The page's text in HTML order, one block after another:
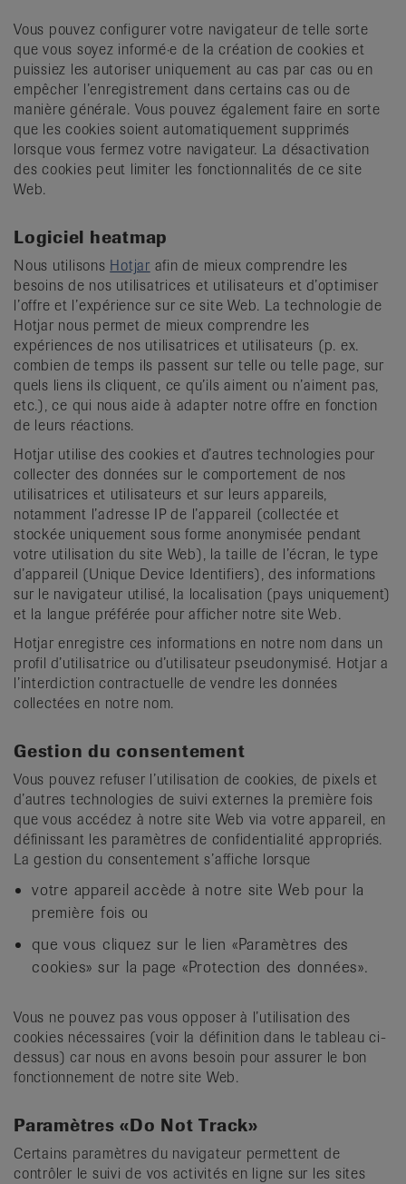
Vous pouvez configurer votre navigateur de telle sorte
que vous soyez informé·e de la création de cookies et
puissiez les autoriser uniquement au cas par cas ou en
empêcher l’enregistrement dans certains cas ou de
manière générale. Vous pouvez également faire en sorte
que les cookies soient automatiquement supprimés
lorsque vous fermez votre navigateur. La désactivation
des cookies peut limiter les fonctionnalités de ce site
Web.
Logiciel heatmap
Nous utilisons Hotjar afin de mieux comprendre les
besoins de nos utilisatrices et utilisateurs et d’optimiser
l’offre et l’expérience sur ce site Web. La technologie de
Hotjar nous permet de mieux comprendre les
expériences de nos utilisatrices et utilisateurs (p. ex.
combien de temps ils passent sur telle ou telle page, sur
quels liens ils cliquent, ce qu’ils aiment ou n’aiment pas,
etc.), ce qui nous aide à adapter notre offre en fonction
de leurs réactions.
Hotjar utilise des cookies et d’autres technologies pour
collecter des données sur le comportement de nos
utilisatrices et utilisateurs et sur leurs appareils,
notamment l’adresse IP de l’appareil (collectée et
stockée uniquement sous forme anonymisée pendant
votre utilisation du site Web), la taille de l’écran, le type
d’appareil (Unique Device Identifiers), des informations
sur le navigateur utilisé, la localisation (pays uniquement)
et la langue préférée pour afficher notre site Web.
Hotjar enregistre ces informations en notre nom dans un
profil d’utilisatrice ou d’utilisateur pseudonymisé. Hotjar a
l’interdiction contractuelle de vendre les données
collectées en notre nom.
Gestion du consentement
Vous pouvez refuser l’utilisation de cookies, de pixels et
d’autres technologies de suivi externes la première fois
que vous accédez à notre site Web via votre appareil, en
définissant les paramètres de confidentialité appropriés.
La gestion du consentement s’affiche lorsque
votre appareil accède à notre site Web pour la
première fois ou
que vous cliquez sur le lien «Paramètres des
cookies» sur la page «Protection des données».
Vous ne pouvez pas vous opposer à l’utilisation des
cookies nécessaires (voir la définition dans le tableau ci-
dessus) car nous en avons besoin pour assurer le bon
fonctionnement de notre site Web.
Paramètres «Do Not Track»
Certains paramètres du navigateur permettent de
contrôler le suivi de vos activités en ligne sur les sites